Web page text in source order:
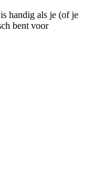
handig als je (of je
bent voor